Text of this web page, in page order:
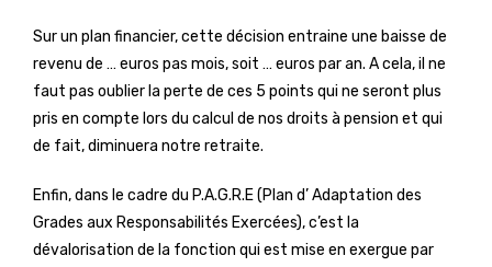
Sur un plan financier, cette décision entraine une baisse de
revenu de … euros pas mois, soit … euros par an. A cela, il ne
faut pas oublier la perte de ces 5 points qui ne seront plus
pris en compte lors du calcul de nos droits à pension et qui
de fait, diminuera notre retraite.
Enfin, dans le cadre du P.A.G.R.E (Plan d’ Adaptation des
Grades aux Responsabilités Exercées), c’est la
dévalorisation de la fonction qui est mise en exergue par